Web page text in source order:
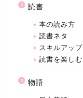
読書
本の読み方
読書ネタ
スキルアップ
読書を楽しむ
物語